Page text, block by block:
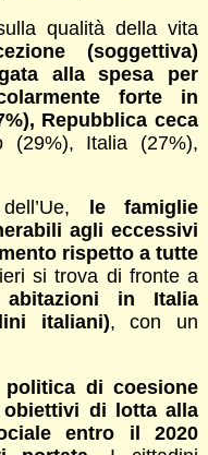
qualità della vita
(soggettiva)
alla spesa per
forte in
Repubblica ceca
(29%), Italia (27%),
le famiglie
agli eccessivi
rispetto a tutte
si trova di fronte a
abitazioni in Italia
italiani), con un
di coesione
obiettivi di lotta alla
entro il 2020